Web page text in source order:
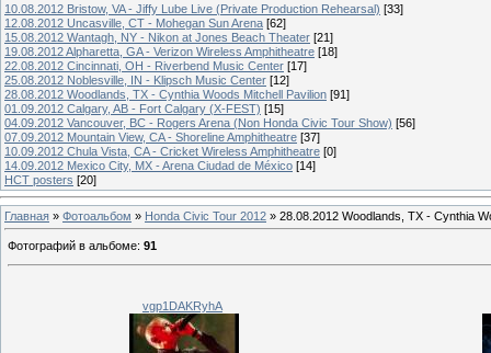
10.08.2012 Bristow, VA - Jiffy Lube Live (Private Production Rehearsal) [33]
12.08.2012 Uncasville, CT - Mohegan Sun Arena [62]
15.08.2012 Wantagh, NY - Nikon at Jones Beach Theater [21]
19.08.2012 Alpharetta, GA - Verizon Wireless Amphitheatre [18]
22.08.2012 Cincinnati, OH - Riverbend Music Center [17]
25.08.2012 Noblesville, IN - Klipsch Music Center [12]
28.08.2012 Woodlands, TX - Cynthia Woods Mitchell Pavilion [91]
01.09.2012 Calgary, AB - Fort Calgary (X-FEST) [15]
04.09.2012 Vancouver, BC - Rogers Arena (Non Honda Civic Tour Show) [56]
07.09.2012 Mountain View, CA - Shoreline Amphitheatre [37]
10.09.2012 Chula Vista, CA - Cricket Wireless Amphitheatre [0]
14.09.2012 Mexico City, MX - Arena Ciudad de México [14]
HCT posters [20]
Главная » Фотоальбом » Honda Civic Tour 2012 » 28.08.2012 Woodlands, TX - Cynthia
Фотографий в альбоме: 91
vgp1DAKRyhA